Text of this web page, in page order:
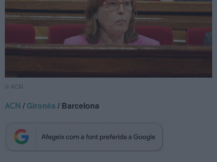
© ACN
ACN /Gironès / Barcelona